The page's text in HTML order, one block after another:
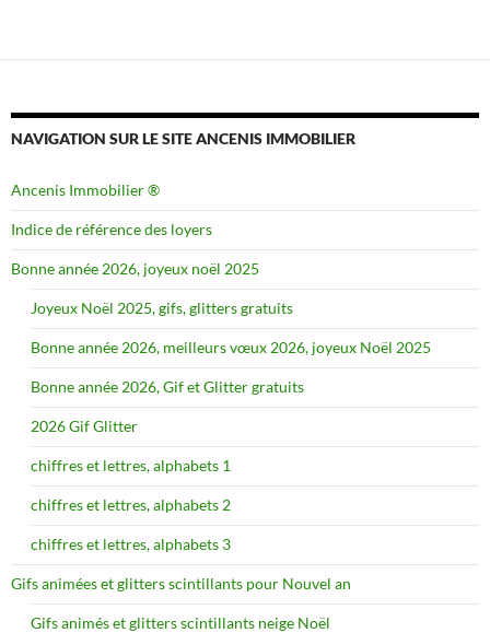
NAVIGATION SUR LE SITE ANCENIS IMMOBILIER
Ancenis Immobilier ®
Indice de référence des loyers
Bonne année 2026, joyeux noël 2025
Joyeux Noël 2025, gifs, glitters gratuits
Bonne année 2026, meilleurs vœux 2026, joyeux Noël 2025
Bonne année 2026, Gif et Glitter gratuits
2026 Gif Glitter
chiffres et lettres, alphabets 1
chiffres et lettres, alphabets 2
chiffres et lettres, alphabets 3
Gifs animées et glitters scintillants pour Nouvel an
Gifs animés et glitters scintillants neige Noël